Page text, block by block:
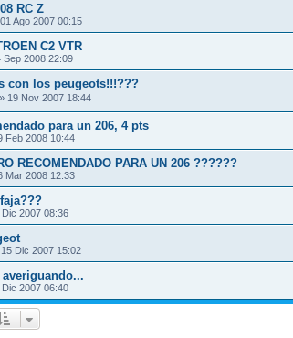
RC Z
01 Ago 2007 00:15
C2 VTR
Sep 2008 22:09
con los peugeots!!!???
» 19 Nov 2007 18:44
para un 206, 4 pts
Feb 2008 10:44
RECOMENDADO PARA UN 206 ??????
Mar 2008 12:33
Dic 2007 08:36
15 Dic 2007 15:02
averiguando...
Dic 2007 06:40